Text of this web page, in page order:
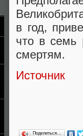
в год,
что в семь
смертям.
Источник
Поделиться…